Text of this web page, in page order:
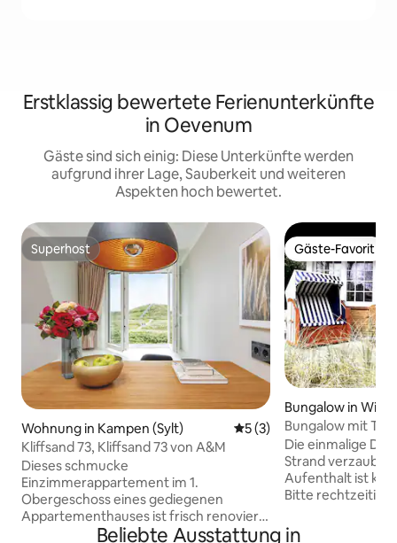
Erstklassig bewertete Ferienunterkünfte
in Oevenum
Gäste sind sich einig: Diese Unterkünfte werden
aufgrund ihrer Lage, Sauberkeit und weiteren
Aspekten hoch bewertet.
Superhost
Superhost
Wohnung in Kampen (Sylt) Durchschnittliche
5 (3)
Kliffsand 73, Kliffsand 73 von A&M
Dieses schmucke
Einzimmerappartement im 1.
Obergeschoss eines gediegenen
Appartementhauses ist frisch renoviert
und besticht durch eine neue und
Gäste-Favorit
Gäste-Favorit
Bungalow in
Bungalow mit
Nordseeinsel
Die einmalige
Strand verzaubert
Aufenthalt ist kurabgabenpflichtig) .
Bitte rechtzeitig einen Autostellplatz auf
kann das Auto
Beliebte Ausstattung in